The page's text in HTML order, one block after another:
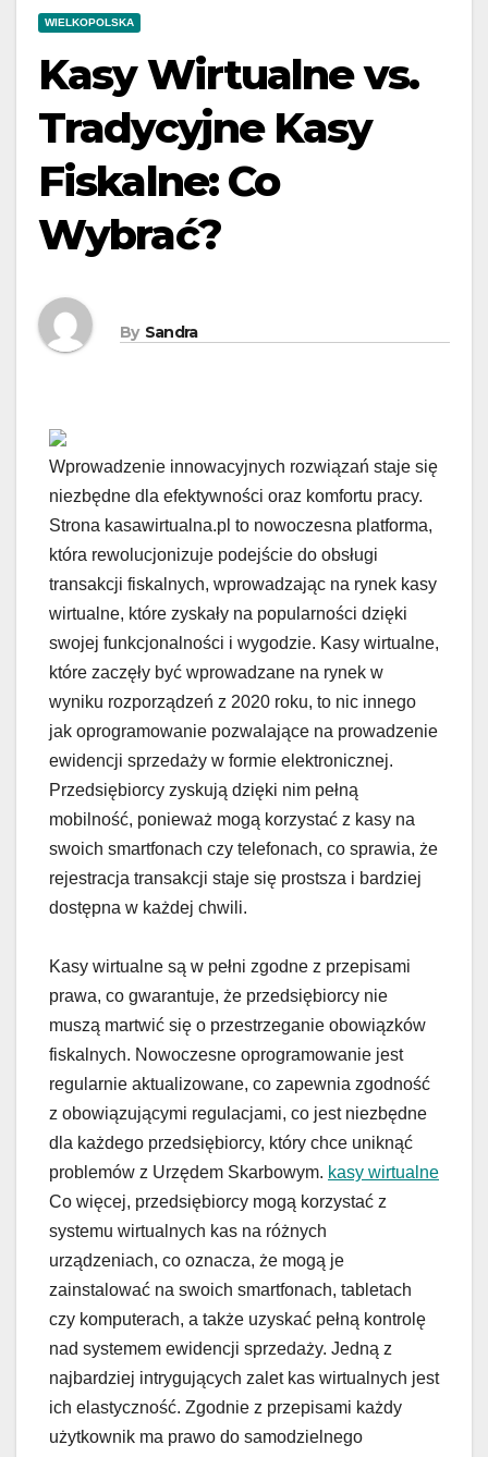
WIELKOPOLSKA
Kasy Wirtualne vs.
Tradycyjne Kasy
Fiskalne: Co
Wybrać?
By Sandra
Wprowadzenie innowacyjnych rozwiązań staje się
niezbędne dla efektywności oraz komfortu pracy.
Strona kasawirtualna.pl to nowoczesna platforma,
która rewolucjonizuje podejście do obsługi
transakcji fiskalnych, wprowadzając na rynek kasy
wirtualne, które zyskały na popularności dzięki
swojej funkcjonalności i wygodzie. Kasy wirtualne,
które zaczęły być wprowadzane na rynek w
wyniku rozporządzeń z 2020 roku, to nic innego
jak oprogramowanie pozwalające na prowadzenie
ewidencji sprzedaży w formie elektronicznej.
Przedsiębiorcy zyskują dzięki nim pełną
mobilność, ponieważ mogą korzystać z kasy na
swoich smartfonach czy telefonach, co sprawia, że
rejestracja transakcji staje się prostsza i bardziej
dostępna w każdej chwili.
Kasy wirtualne są w pełni zgodne z przepisami
prawa, co gwarantuje, że przedsiębiorcy nie
muszą martwić się o przestrzeganie obowiązków
fiskalnych. Nowoczesne oprogramowanie jest
regularnie aktualizowane, co zapewnia zgodność
z obowiązującymi regulacjami, co jest niezbędne
dla każdego przedsiębiorcy, który chce uniknąć
problemów z Urzędem Skarbowym. kasy wirtualne
Co więcej, przedsiębiorcy mogą korzystać z
systemu wirtualnych kas na różnych
urządzeniach, co oznacza, że mogą je
zainstalować na swoich smartfonach, tabletach
czy komputerach, a także uzyskać pełną kontrolę
nad systemem ewidencji sprzedaży. Jedną z
najbardziej intrygujących zalet kas wirtualnych jest
ich elastyczność. Zgodnie z przepisami każdy
użytkownik ma prawo do samodzielnego